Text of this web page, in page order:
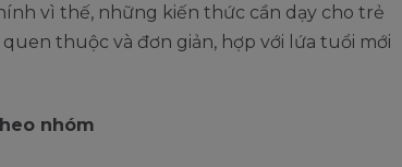
vì thế, những kiến thức cần dạy cho trẻ
thuộc và đơn giản, hợp với lứa tuổi mới
nhóm